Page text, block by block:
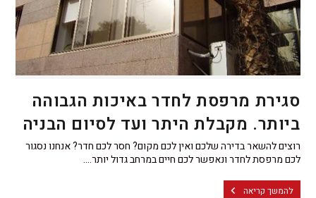
סגירת מרפסת לחדר באיכות הגבוהה
ביותר. מקבלת היתר ועד לסיום הבניה
רוצים להשאר בדירה שלכם ואין לכם מקום? חסר לכם חדר? אנחנו נסגור
לכם מרפסת לחדר ונאפשר לכם חיים במרחב גדול יותר.…
להמשך קריאה